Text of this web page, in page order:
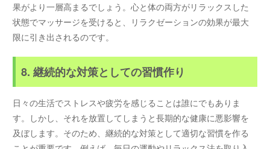
果がより一層高まるでしょう。心と体の両方がリラックスした
状態でマッサージを受けると、リラクゼーションの効果が最大
限に引き出されるのです。
8. 継続的な対策としての習慣作り
日々の生活でストレスや疲労を感じることは誰にでもありま
す。しかし、それを放置してしまうと長期的な健康に悪影響を
及ぼします。そのため、継続的な対策として適切な習慣を作る